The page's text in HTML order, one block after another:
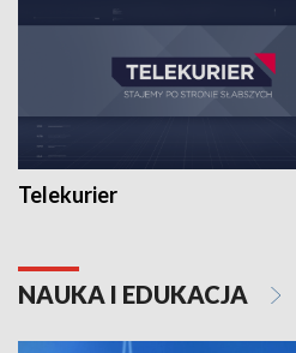
Telekurier
NAUKA I EDUKACJA